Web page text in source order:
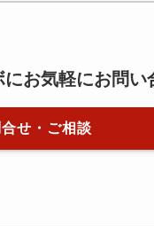
お気軽にお問い
せ・ご相談